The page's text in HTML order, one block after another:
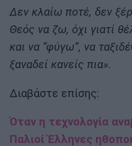
Δεν κλαίω ποτέ, δεν
Θεός να ζω, όχι γιατί
και να “φύγω”, να
ξαναδεί κανείς πια».
Διαβάστε επίσης:
Όταν η τεχνολογία
Παλιοί Έλληνες